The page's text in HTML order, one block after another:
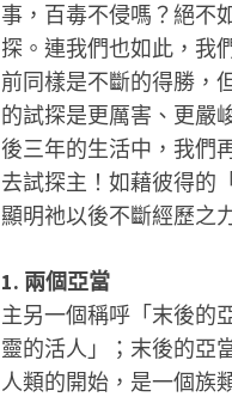
事，百毒不侵嗎？絕不
探。連我們也如此，我
前同樣是不斷的得勝，
的試探是更厲害、更嚴
後三年的生活中，我們
去試探主！如藉彼得的
顯明祂以後不斷經歷之
1. 兩個亞當
主另一個稱呼「末後的
靈的活人」；末後的亞
人類的開始，是一個族